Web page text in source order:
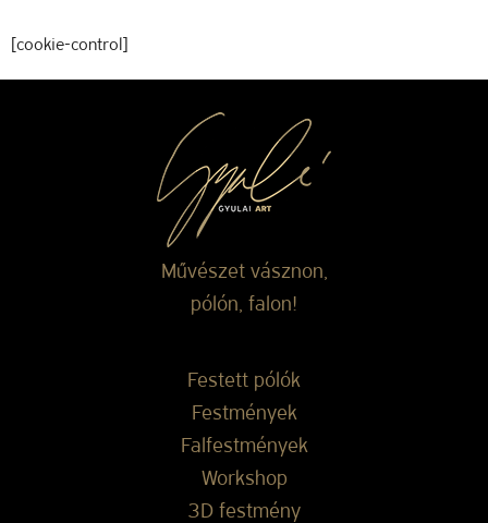
[cookie-control]
Művészet vásznon,
pólón, falon!
Festett pólók
Festmények
Falfestmények
Workshop
3D festmény